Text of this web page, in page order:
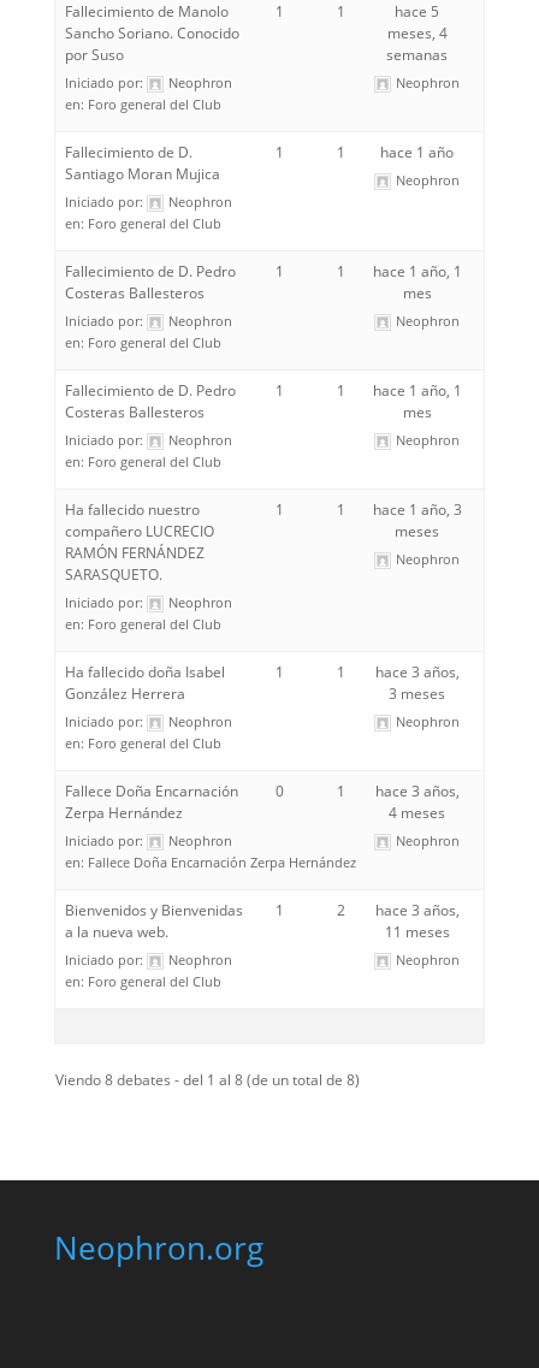
Fallecimiento de Manolo
Sancho Soriano. Conocido
por Suso
Iniciado por:
Neophron
en: Foro general del Club
1 1
hace 5
meses, 4
semanas
Neophron
Fallecimiento de D.
Santiago Moran Mujica
Iniciado por:
Neophron
en: Foro general del Club
1 1 hace 1 año
Neophron
Fallecimiento de D. Pedro
Costeras Ballesteros
Iniciado por:
Neophron
en: Foro general del Club
1 1
hace 1 año, 1
mes
Neophron
Fallecimiento de D. Pedro
Costeras Ballesteros
Iniciado por:
Neophron
en: Foro general del Club
1 1
hace 1 año, 1
mes
Neophron
Ha fallecido nuestro
compañero LUCRECIO
RAMÓN FERNÁNDEZ
SARASQUETO.
Iniciado por:
Neophron
en: Foro general del Club
1 1
hace 1 año, 3
meses
Neophron
Ha fallecido doña Isabel
González Herrera
Iniciado por:
Neophron
en: Foro general del Club
1 1
hace 3 años,
3 meses
Neophron
Fallece Doña Encarnación
Zerpa Hernández
Iniciado por:
Neophron
en: Fallece Doña Encarnación Zerpa Hernández
0 1
hace 3 años,
4 meses
Neophron
Bienvenidos y Bienvenidas
a la nueva web.
Iniciado por:
Neophron
en: Foro general del Club
1 2
hace 3 años,
11 meses
Neophron
Viendo 8 debates - del 1 al 8 (de un total de 8)
Neophron.org